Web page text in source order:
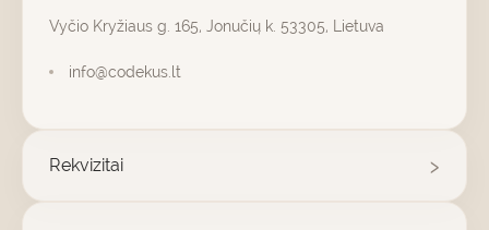
Vyčio Kryžiaus g. 165, Jonučių k. 53305, Lietuva
info@codekus.lt
Rekvizitai